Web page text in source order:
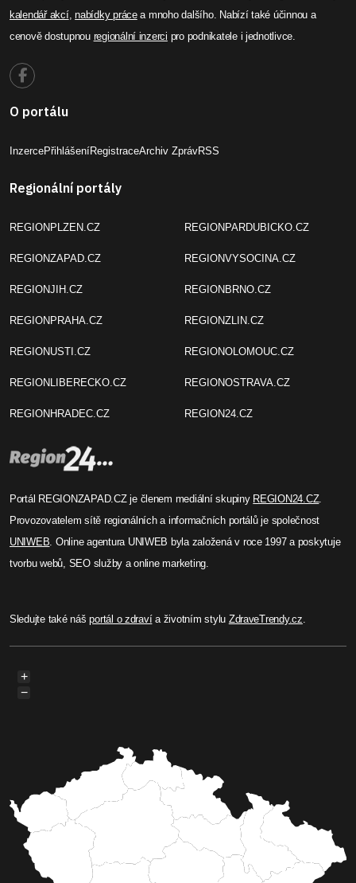
kalendář akcí,nabídky prácea mnoho dalšího. Nabízí také účinnou a
cenově dostupnou regionální inzerci pro podnikatele i jednotlivce.
O portálu
InzercePřihlášeníRegistraceArchiv ZprávRSS
Regionální portály
REGIONPLZEN.CZ
REGIONZAPAD.CZ
REGIONJIH.CZ
REGIONPRAHA.CZ
REGIONUSTI.CZ
REGIONLIBERECKO.CZ
REGIONHRADEC.CZ
REGIONPARDUBICKO.CZ
REGIONVYSOCINA.CZ
REGIONBRNO.CZ
REGIONZLIN.CZ
REGIONOLOMOUC.CZ
REGIONOSTRAVA.CZ
REGION24.CZ
Portál REGIONZAPAD.CZ je členem mediální skupiny REGION24.CZ.
Provozovatelem sítě regionálních a informačních portálů je společnost
UNIWEB . Online agentura UNIWEB byla založená v roce 1997 a poskytuje
tvorbu webů, SEO služby a online marketing.
Sledujte také nášportál o zdravía životním stylu ZdraveTrendy.cz
+
−